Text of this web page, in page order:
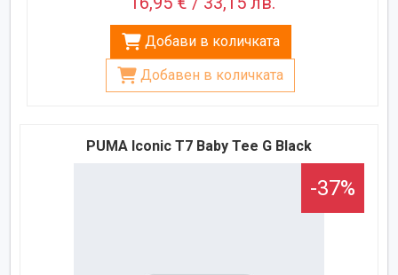
Добави в количката
Добавен в количката
PUMA Iconic T7 Baby Tee G Black
-37%